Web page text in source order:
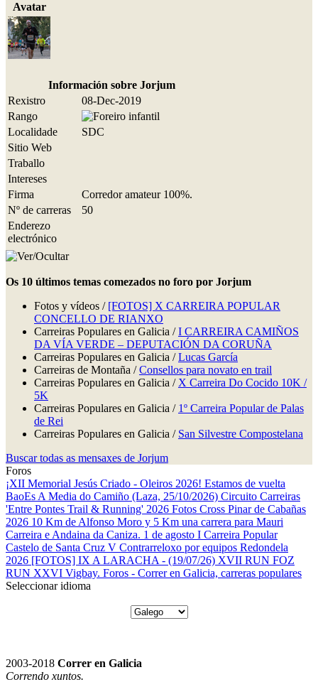
Avatar
Información sobre Jorjum
Rexistro
08-Dec-2019
Rango
Localidade
SDC
Sitio Web
Traballo
Intereses
Firma
Corredor amateur 100%.
Nº de carreras
50
Enderezo
electrónico
Os 10 últimos temas comezados no foro por Jorjum
Fotos y vídeos / [FOTOS] X CARREIRA POPULAR
CONCELLO DE RIANXO
Carreiras Populares en Galicia /I CARREIRA CAMIÑOS
DA VÍA VERDE – DEPUTACIÓN DA CORUÑA
Carreiras Populares en Galicia /Lucas García
Carreiras de Montaña /Consellos para novato en trail
Carreiras Populares en Galicia / X Carreira Do Cocido 10K /
5K
Carreiras Populares en Galicia / 1º Carreira Popular de Palas
de Rei
Carreiras Populares en Galicia / San Silvestre Compostelana
Buscar todas as mensaxes de Jorjum
Foros
¡XII Memorial Jesús Criado - Oleiros 2026! Estamos de vuelta
BaoEs A Media do Camiño (Laza, 25/10/2026) Circuito Carreiras
'Entre Pontes Trail & Running' 2026 Fotos Cross Pinar de Cabañas
2026 10 Km de Alfonso Moro y 5 Km una carrera para Mauri
Carreira e Andaina da Caniza. 1 de agosto I Carreira Popular
Castelo de Santa Cruz V Contrarreloxo por equipos Redondela
2026 [FOTOS] IX A LARACHA - (19/07/26) XVII RUN FOZ
RUN XXVI Vigbay. Foros - Correr en Galicia, carreras populares
Seleccionar idioma
2003-2018 Correr en Galicia
Correndo xuntos.